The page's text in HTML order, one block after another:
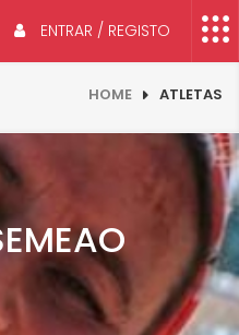
ENTRAR / REGISTO
HOME ATLETAS